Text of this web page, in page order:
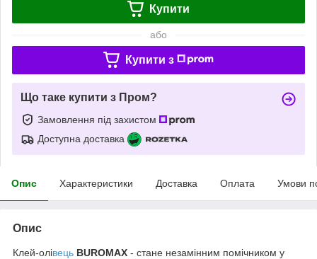
Купити
або
Купити з
Що таке купити з Пром?
Замовлення під захистом
Доступна доставка
Опис Характеристики Доставка Оплата Умови
Опис
Клей-олівець BUROMAX - стане незамінним помічником у